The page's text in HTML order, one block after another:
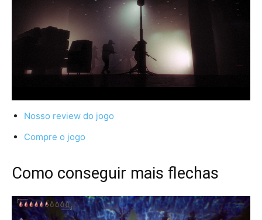
Nosso review do jogo
Compre o jogo
Como conseguir mais flechas